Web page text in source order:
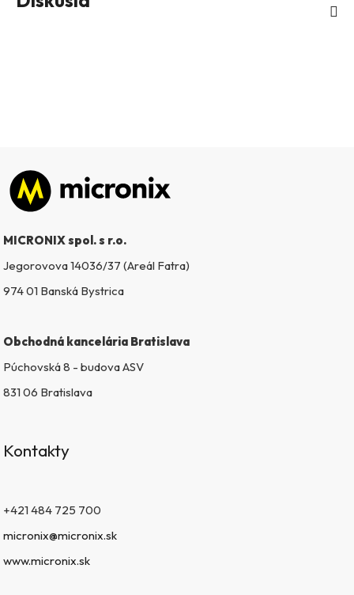
Zápätie
MICRONIX spol. s r.o.
Jegorovova 14036/37 (Areál Fatra)
974 01 Banská Bystrica
Obchodná kancelária Bratislava
Púchovská 8 - budova ASV
831 06 Bratislava
Kontakty
+421 484 725 700
micronix@micronix.sk
www.micronix.sk